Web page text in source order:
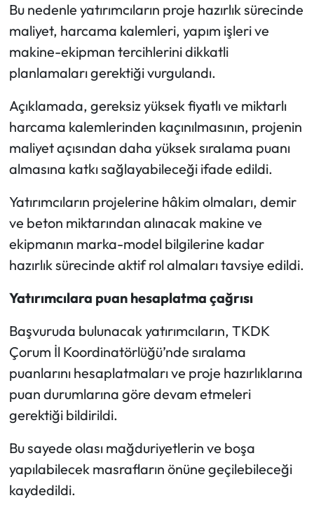
Bu nedenle yatırımcıların proje hazırlık sürecinde
maliyet, harcama kalemleri, yapım işleri ve
makine-ekipman tercihlerini dikkatli
planlamaları gerektiği vurgulandı.
Açıklamada, gereksiz yüksek fiyatlı ve miktarlı
harcama kalemlerinden kaçınılmasının, projenin
maliyet açısından daha yüksek sıralama puanı
almasına katkı sağlayabileceği ifade edildi.
Yatırımcıların projelerine hâkim olmaları, demir
ve beton miktarından alınacak makine ve
ekipmanın marka-model bilgilerine kadar
hazırlık sürecinde aktif rol almaları tavsiye edildi.
Yatırımcılara puan hesaplatma çağrısı
Başvuruda bulunacak yatırımcıların, TKDK
Çorum İl Koordinatörlüğü’nde sıralama
puanlarını hesaplatmaları ve proje hazırlıklarına
puan durumlarına göre devam etmeleri
gerektiği bildirildi.
Bu sayede olası mağduriyetlerin ve boşa
yapılabilecek masrafların önüne geçilebileceği
kaydedildi.